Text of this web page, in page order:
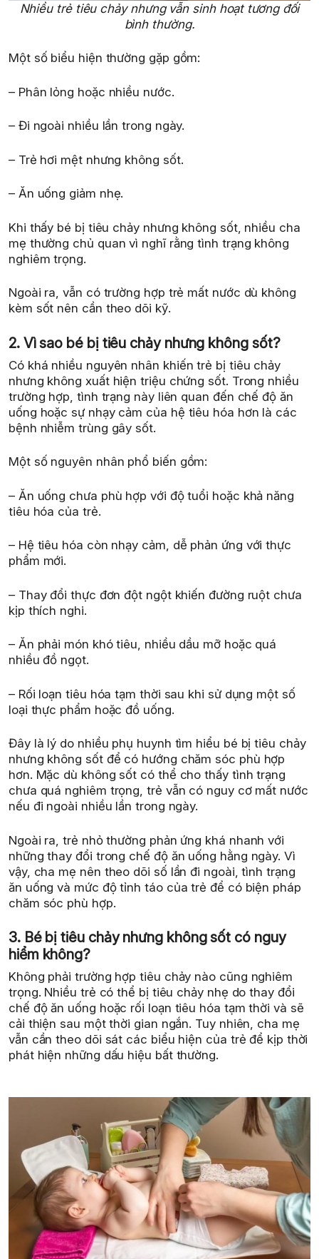
Nhiều trẻ tiêu chảy nhưng vẫn sinh hoạt tương đối
bình thường.
Một số biểu hiện thường gặp gồm:
– Phân lỏng hoặc nhiều nước.
– Đi ngoài nhiều lần trong ngày.
– Trẻ hơi mệt nhưng không sốt.
– Ăn uống giảm nhẹ.
Khi thấy bé bị tiêu chảy nhưng không sốt, nhiều cha
mẹ thường chủ quan vì nghĩ rằng tình trạng không
nghiêm trọng.
Ngoài ra, vẫn có trường hợp trẻ mất nước dù không
kèm sốt nên cần theo dõi kỹ.
2. Vì sao bé bị tiêu chảy nhưng không sốt?
Có khá nhiều nguyên nhân khiến trẻ bị tiêu chảy
nhưng không xuất hiện triệu chứng sốt. Trong nhiều
trường hợp, tình trạng này liên quan đến chế độ ăn
uống hoặc sự nhạy cảm của hệ tiêu hóa hơn là các
bệnh nhiễm trùng gây sốt.
Một số nguyên nhân phổ biến gồm:
– Ăn uống chưa phù hợp với độ tuổi hoặc khả năng
tiêu hóa của trẻ.
– Hệ tiêu hóa còn nhạy cảm, dễ phản ứng với thực
phẩm mới.
– Thay đổi thực đơn đột ngột khiến đường ruột chưa
kịp thích nghi.
– Ăn phải món khó tiêu, nhiều dầu mỡ hoặc quá
nhiều đồ ngọt.
– Rối loạn tiêu hóa tạm thời sau khi sử dụng một số
loại thực phẩm hoặc đồ uống.
Đây là lý do nhiều phụ huynh tìm hiểu bé bị tiêu chảy
nhưng không sốt để có hướng chăm sóc phù hợp
hơn. Mặc dù không sốt có thể cho thấy tình trạng
chưa quá nghiêm trọng, trẻ vẫn có nguy cơ mất nước
nếu đi ngoài nhiều lần trong ngày.
Ngoài ra, trẻ nhỏ thường phản ứng khá nhanh với
những thay đổi trong chế độ ăn uống hằng ngày. Vì
vậy, cha mẹ nên theo dõi số lần đi ngoài, tình trạng
ăn uống và mức độ tỉnh táo của trẻ để có biện pháp
chăm sóc phù hợp.
3. Bé bị tiêu chảy nhưng không sốt có nguy
hiểm không?
Không phải trường hợp tiêu chảy nào cũng nghiêm
trọng. Nhiều trẻ có thể bị tiêu chảy nhẹ do thay đổi
chế độ ăn uống hoặc rối loạn tiêu hóa tạm thời và sẽ
cải thiện sau một thời gian ngắn. Tuy nhiên, cha mẹ
vẫn cần theo dõi sát các biểu hiện của trẻ để kịp thời
phát hiện những dấu hiệu bất thường.